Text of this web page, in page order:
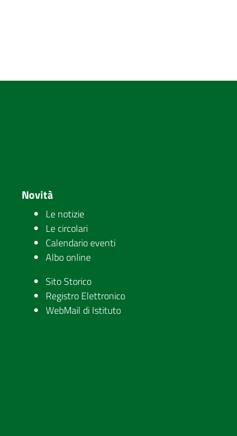
Novità
Le notizie
Le circolari
Calendario eventi
Albo online
Sito Storico
Registro Elettronico
WebMail di Istituto